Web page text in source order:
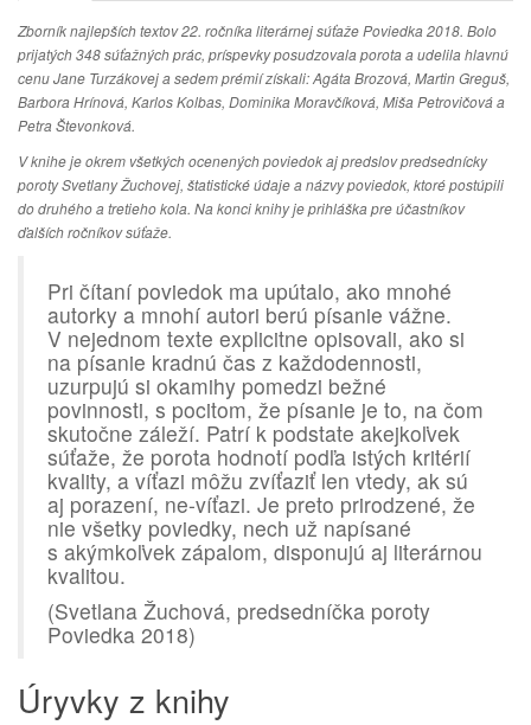
Zborník najlepších textov 22. ročníka literárnej súťaže Poviedka 2018. Bolo
prijatých 348 súťažných prác, príspevky posudzovala porota a udelila hlavnú
cenu Jane Turzákovej a sedem prémií získali: Agáta Brozová, Martin Greguš,
Barbora Hrínová, Karlos Kolbas, Dominika Moravčíková, Miša Petrovičová a
Petra Števonková.
V knihe je okrem všetkých ocenených poviedok aj predslov predsednícky
poroty Svetlany Žuchovej, štatistické údaje a názvy poviedok, ktoré postúpili
do druhého a tretieho kola. Na konci knihy je prihláška pre účastníkov
ďalších ročníkov súťaže.
Pri čítaní poviedok ma upútalo, ako mnohé
autorky a mnohí autori berú písanie vážne.
V nejednom texte explicitne opisovali, ako si
na písanie kradnú čas z každodennosti,
uzurpujú si okamihy pomedzi bežné
povinnosti, s pocitom, že písanie je to, na čom
skutočne záleží. Patrí k podstate akejkoľvek
súťaže, že porota hodnotí podľa istých kritérií
kvality, a víťazi môžu zvíťaziť len vtedy, ak sú
aj porazení, ne-víťazi. Je preto prirodzené, že
nie všetky poviedky, nech už napísané
s akýmkoľvek zápalom, disponujú aj literárnou
kvalitou.
(Svetlana Žuchová, predsedníčka poroty
Poviedka 2018)
Úryvky z knihy